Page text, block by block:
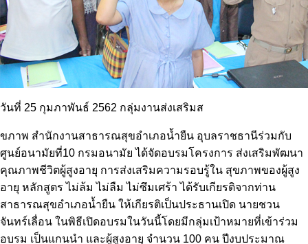
วันที่ 25 กุมภาพันธ์ 2562 กลุ่มงานส่งเสริมส
ขภาพ สำนักงานสาธารณสุขอำเภอน้ำยืน อุบลราชธานีร่วมกับ
ศูนย์อนามัยที่10 กรมอนามัย ได้จัดอบรมโครงการ ส่งเสริมพัฒนา
คุณภาพชีวิตผู้สูงอายุ การส่งเสริมความรอบรู้ใน สุขภาพของผู้สูง
อายุ หลักสูตร ไม่ล้ม ไม่ลืม ไม่ซึมเศร้า ได้รับเกียรติจากท่าน
สาธารณสุขอำเภอน้ำยืน ให้เกียรติเป็นประธานเปิด นายชวน
จันทร์เลื่อน ในพิธีเปิดอบรมในวันนี้โดยมีกลุ่มเป้าหมายที่เข้าร่วม
อบรม เป็นแกนนำ และผู้สูงอายุ จำนวน 100 คน ปีงบประมาณ